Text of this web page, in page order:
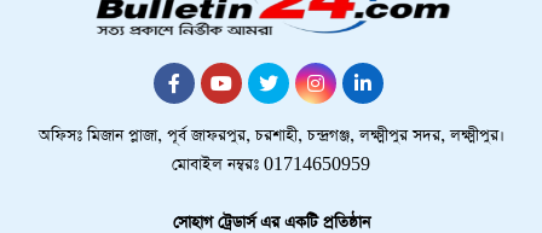
অফিসঃ মিজান প্লাজা, পূর্ব জাফরপুর, চরশাহী, চন্দ্রগঞ্জ, লক্ষ্মীপুর সদর, লক্ষ্মীপুর।
মোবাইল নম্বরঃ 01714650959
সোহাগ ট্রেডার্স এর একটি প্রতিষ্ঠান